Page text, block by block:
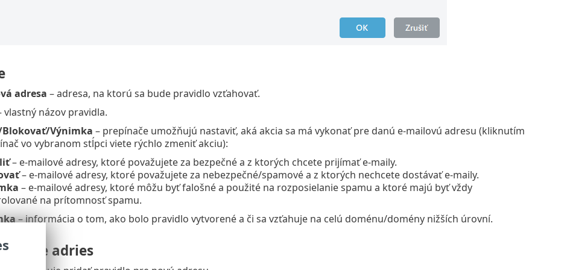
adresa – adresa, na ktorú sa bude pravidlo vzťahovať.
vlastný názov pravidla.
Výnimka – prepínače umožňujú nastaviť, aká akcia sa má vykonať pre danú e‑mailovú adresu (kliknutím
vo vybranom stĺpci viete rýchlo zmeniť akciu):
– e‑mailové adresy, ktoré považujete za bezpečné a z ktorých chcete prijímať e‑maily.
– e‑mailové adresy, ktoré považujete za nebezpečné/spamové a z ktorých nechcete dostávať e‑maily.
– e‑mailové adresy, ktoré môžu byť falošné a použité na rozposielanie spamu a ktoré majú byť vždy
na prítomnosť spamu.
– informácia o tom, ako bolo pravidlo vytvorené a či sa vzťahuje na celú doménu/domény nižších úrovní.
adries